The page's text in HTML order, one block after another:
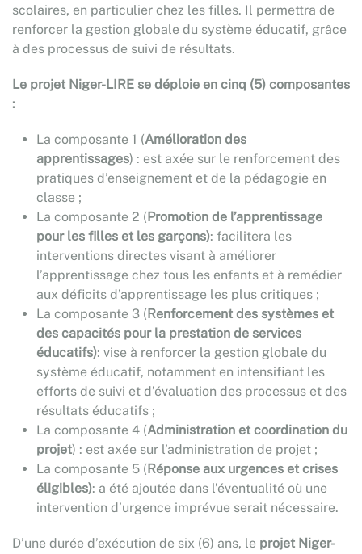
scolaires, en particulier chez les filles. Il permettra de
renforcer la gestion globale du système éducatif, grâce
à des processus de suivi de résultats.
Le projet Niger-LIRE se déploie en cinq (5) composantes
:
La composante 1 (Amélioration des
apprentissages) : est axée sur le renforcement des
pratiques d’enseignement et de la pédagogie en
classe ;
La composante 2 ( Promotion de l’apprentissage
pour les filles et les garçons): facilitera les
interventions directes visant à améliorer
l’apprentissage chez tous les enfants et à remédier
aux déficits d’apprentissage les plus critiques ;
La composante 3 ( Renforcement des systèmes et
des capacités pour la prestation de services
éducatifs): vise à renforcer la gestion globale du
système éducatif, notamment en intensifiant les
efforts de suivi et d’évaluation des processus et des
résultats éducatifs ;
La composante 4 (Administration et coordination du
projet) : est axée sur l’administration de projet ;
La composante 5 ( Réponse aux urgences et crises
éligibles): a été ajoutée dans l’éventualité où une
intervention d’urgence imprévue serait nécessaire.
D’une durée d’exécution de six (6) ans, le projet Niger-